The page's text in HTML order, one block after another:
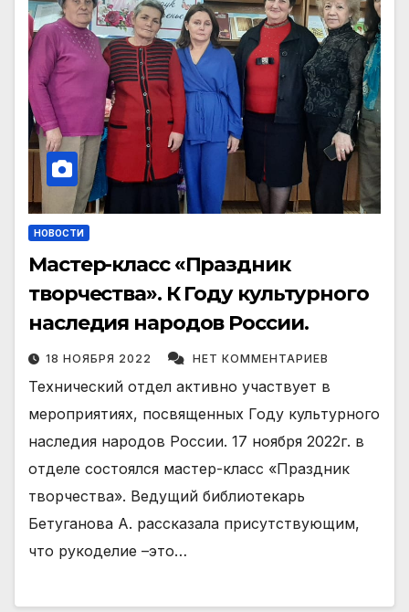
НОВОСТИ
Мастер-класс «Праздник
творчества». К Году культурного
наследия народов России.
18 НОЯБРЯ 2022 НЕТ КОММЕНТАРИЕВ
Технический отдел активно участвует в
мероприятиях, посвященных Году культурного
наследия народов России. 17 ноября 2022г. в
отделе состоялся мастер-класс «Праздник
творчества». Ведущий библиотекарь
Бетуганова А. рассказала присутствующим,
что рукоделие –это…